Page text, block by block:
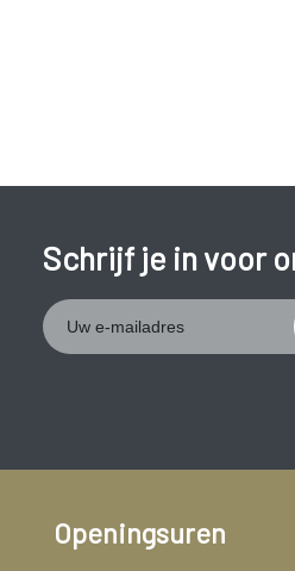
Schrijf je in voor
Openingsuren